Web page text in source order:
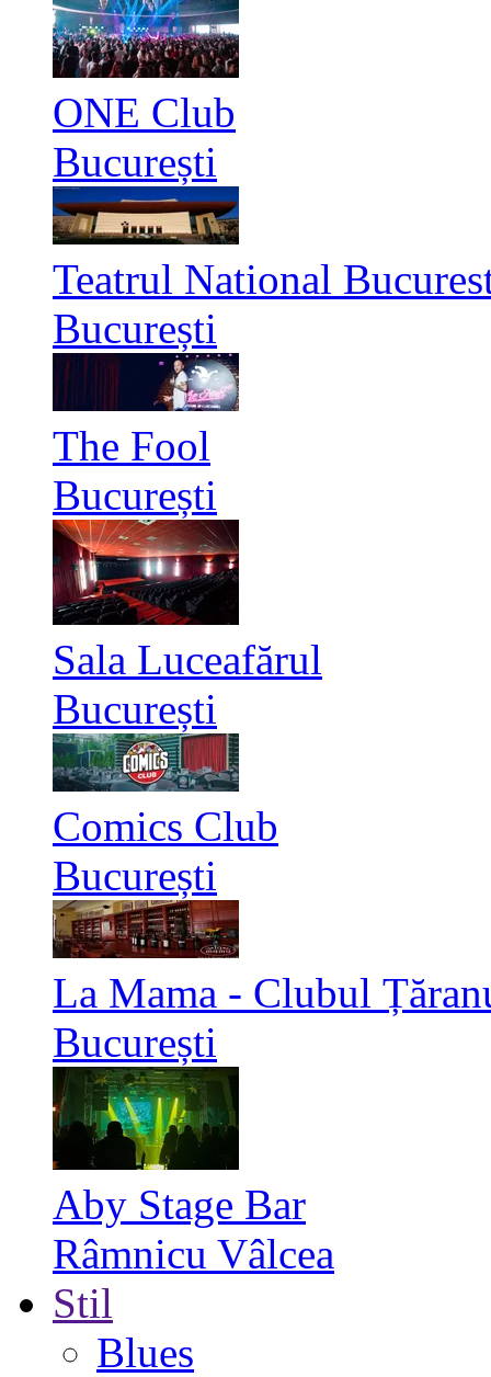
ONE Club
București
Teatrul National
București
The Fool
București
Sala Luceafărul
București
Comics Club
București
La Mama - Clubul
București
Aby Stage Bar
Râmnicu Vâlcea
Stil
Blues